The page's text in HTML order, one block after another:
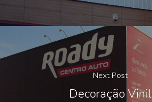
Next Post
Decoração Vinil